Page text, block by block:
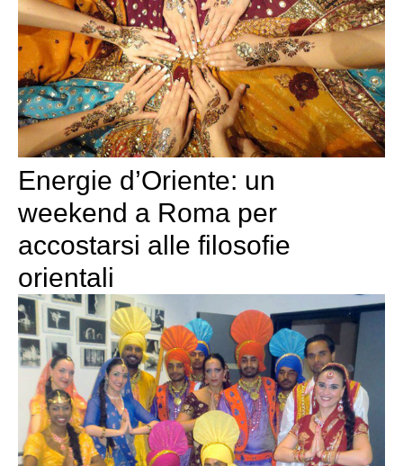
Energie d’Oriente: un
weekend a Roma per
accostarsi alle filosofie
orientali